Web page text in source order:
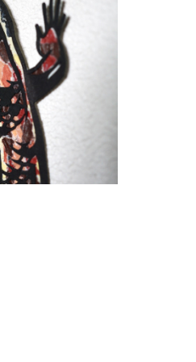
】原画アート『to
トカゲ）』